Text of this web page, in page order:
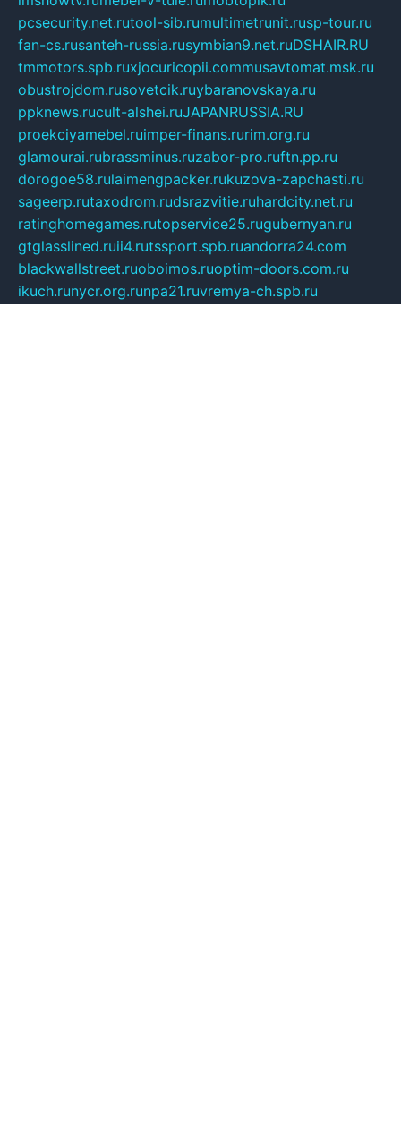
pcsecurity.net.rutool-sib.rumultimetrunit.rusp-tour.ru
fan-cs.rusanteh-russia.rusymbian9.net.ruDSHAIR.RU
tmmotors.spb.ruxjocuricopii.commusavtomat.msk.ru
obustrojdom.rusovetcik.ruybaranovskaya.ru
ppknews.rucult-alshei.ruJAPANRUSSIA.RU
proekciyamebel.ruimper-finans.rurim.org.ru
glamourai.rubrassminus.ruzabor-pro.ruftn.pp.ru
dorogoe58.rulaimengpacker.rukuzova-zapchasti.ru
sageerp.rutaxodrom.rudsrazvitie.ruhardcity.net.ru
ratinghomegames.rutopservice25.rugubernyan.ru
gtglasslined.ruii4.rutssport.spb.ruandorra24.com
blackwallstreet.ruoboimos.ruoptim-doors.com.ru
ikuch.runycr.org.runpa21.ruvremya-ch.spb.ru